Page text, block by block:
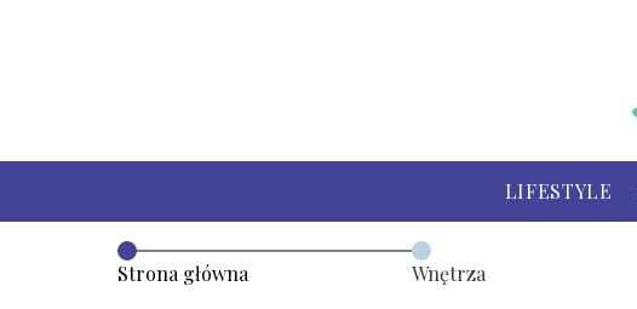
LIFESTYLE
Strona główna Wnętrza